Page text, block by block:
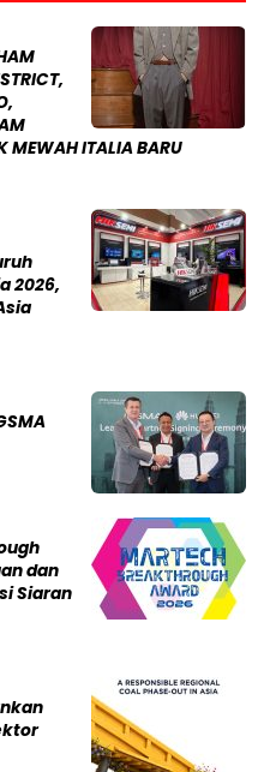
MEWAH ITALIA BARU
2026,
dan
Siaran